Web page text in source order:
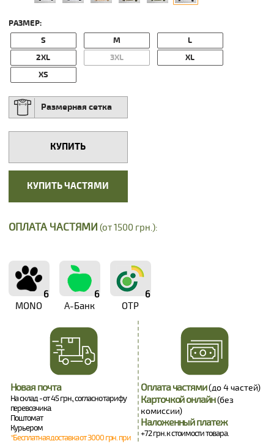
РАЗМЕР:
S
M
L
2XL
3XL
XL
XS
Размерная сетка
КУПИТЬ
КУПИТЬ ЧАСТЯМИ
ОПЛАТА ЧАСТЯМИ (от 1500 грн.):
6
MONO
6
А-Банк
6
OTP
Новая почта
На склад - от 45 грн., согласно тарифу
перевозчика.
Поштомат
Курьером
*Бесплатная доставка от 3000 грн. при
Оплата частями(до 4 частей)
Карточкой онлайн(без
комиссии)
Наложенный платеж
+72 грн. к стоимости товара.